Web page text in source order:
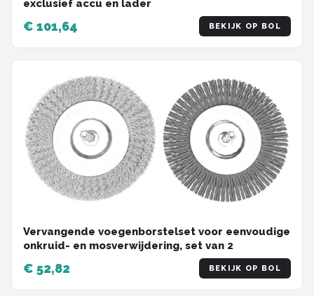
exclusief accu en lader
€ 101,64 BEKIJK OP BOL
Vervangende voegenborstelset voor eenvoudige
onkruid- en mosverwijdering, set van 2
€ 52,82 BEKIJK OP BOL